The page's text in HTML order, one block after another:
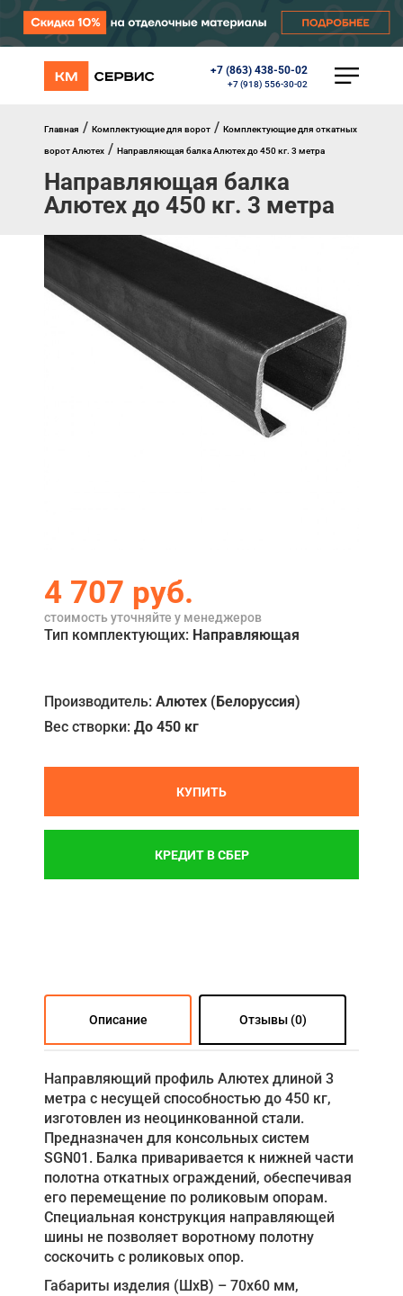
+7 (863) 438-50-02
+7 (918) 556-30-02
КАТАЛОГ
Перегрузочное оборудование
Уличные калитки
Шлагбаумы
Противопожарные ворота
Противопожарные шторы
Внешняя солнцезащита
Комплектующие
Маркизы
Окна, порталы, двери
Кредит
О компании
Контакты
Главная / Комплектующие для ворот / Комплектующие для откатных
ворот Алютех / Направляющая балка Алютех до 450 кг. 3 метра
Направляющая балка
Алютех до 450 кг. 3 метра
4 707 руб.
стоимость уточняйте у менеджеров
Тип комплектующих: Направляющая
Производитель: Алютех (Белоруссия)
Вес створки: До 450 кг
КУПИТЬ
КРЕДИТ В СБЕР
Описание Отзывы (0)
Направляющий профиль Алютех длиной 3
метра с несущей способностью до 450 кг,
изготовлен из неоцинкованной стали.
Предназначен для консольных систем
SGN01. Балка приваривается к нижней части
полотна откатных ограждений, обеспечивая
его перемещение по роликовым опорам.
Специальная конструкция направляющей
шины не позволяет воротному полотну
соскочить с роликовых опор.
Габариты изделия (ШхВ) – 70х60 мм,